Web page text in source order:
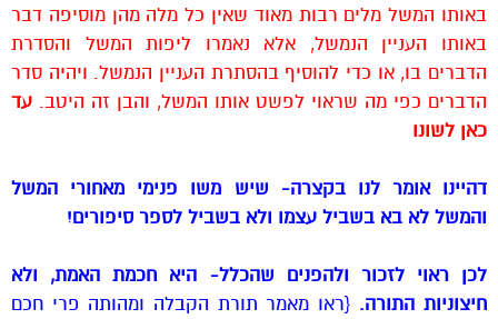
באותו המשל מלים רבות מאוד שאין כל מלה מהן מוסיפה דבר
באותו העניין הנמשל, אלא נאמרו ליפות המשל והסדרת
הדברים בו, או כדי להוסיף בהסתרת העניין הנמשל. ויהיה סדר
הדברים כפי מה שראוי לפשט אותו המשל, והבן זה היטב. עד
כאן לשונו
דהיינו אומר לנו בקצרה- שיש משו פנימי מאחורי המשל
והמשל לא בא בשביל עצמו ולא בשביל לספר סיפורים!
לכן ראוי לזכור ולהפנים שהכלל- היא חכמת האמת, ולא
חיצוניות התורה. {ראו מאמר תורת הקבלה ומהותה פרי חכם